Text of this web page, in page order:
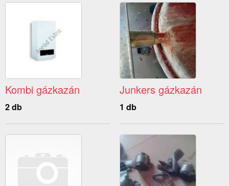
Kombi gázkazán
2 db
Junkers gázkazán
1 db